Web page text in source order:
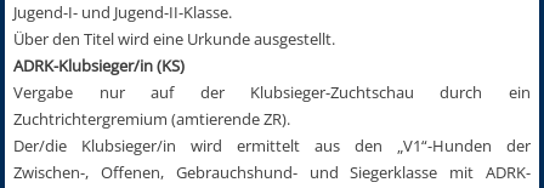
Jugend-I- und Jugend-II-Klasse.
Über den Titel wird eine Urkunde ausgestellt.
ADRK-Klubsieger/in (KS)
Vergabe nur auf der Klubsieger-Zuchtschau durch ein
Zuchtrichtergremium (amtierende ZR).
Der/die Klubsieger/in wird ermittelt aus den „V1“-Hunden der
Zwischen-, Offenen, Gebrauchshund- und Siegerklasse mit ADRK-